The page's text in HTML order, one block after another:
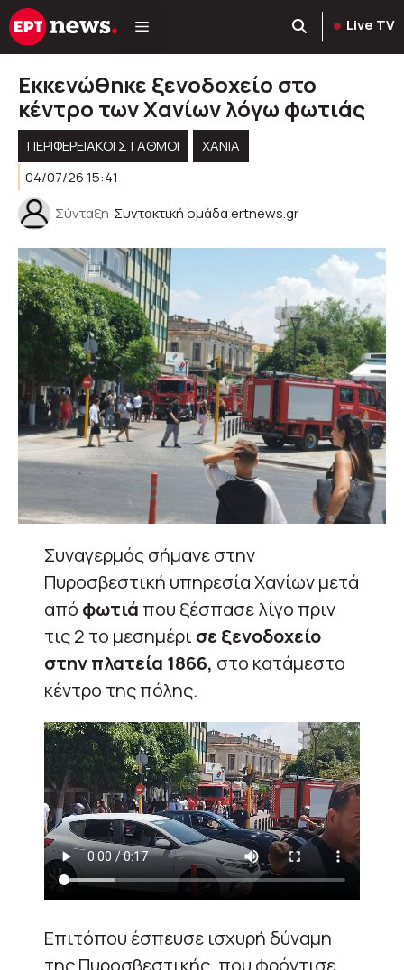
Μετάβαση
σε
Live TV
Εκκενώθηκε ξενοδοχείο στο
κέντρο των Χανίων λόγω φωτιάς
ΠΕΡΙΦΕΡΕΙΑΚΟΊ ΣΤΑΘΜΟΊ
ΧΑΝΙΑ
04/07/26 15:41
Σύνταξη Συντακτική ομάδα ertnews.gr
Συναγερμός σήμανε στην
Πυροσβεστική υπηρεσία Χανίων μετά
από φωτιά που ξέσπασε λίγο πριν
τις 2 το μεσημέρι σε ξενοδοχείο
στην πλατεία 1866, στο κατάμεστο
κέντρο της πόλης.
Επιτόπου έσπευσε ισχυρή δύναμη
της Πυροσβεστικής, που φρόντισε